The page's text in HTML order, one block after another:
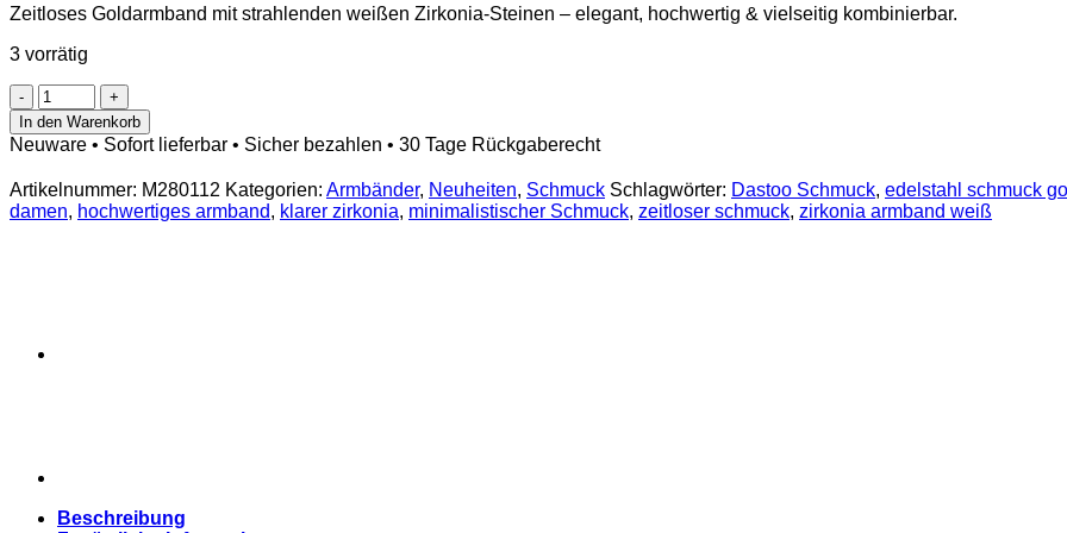
war:
ist:
Zeitloses Goldarmband mit strahlenden weißen Zirkonia-Steinen – elegant, hochwertig & vielseitig kombinierbar.
3 vorrätig
Zirkonia
Armband
Weiß
–
18K
Gold
PVD
Menge
In den Warenkorb
Neuware • Sofort lieferbar • Sicher bezahlen • 30 Tage Rückgaberecht
Artikelnummer: M280112 Kategorien: Armbänder, Neuheiten, Schmuck Schlagwörter: Dastoo Schmuck, edelstahl schmuck
damen, hochwertiges armband, klarer zirkonia, minimalistischer Schmuck, zeitloser schmuck, zirkonia armband weiß
Beschreibung